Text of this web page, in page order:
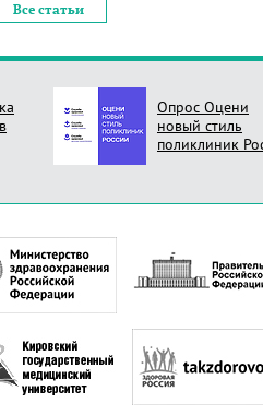
Все статьи
Опрос Оцени
новый стиль
поликлиник